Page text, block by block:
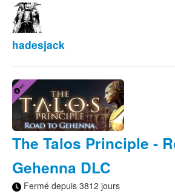
hadesjack
The Talos Principle -
Gehenna DLC
Fermé depuis 3812 jours